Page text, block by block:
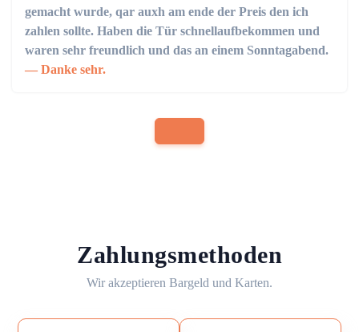
gemacht wurde, qar auxh am ende der Preis den ich
zahlen sollte. Haben die Tür schnellaufbekommen und
waren sehr freundlich und das an einem Sonntagabend.
Danke sehr.
Zahlungsmethoden
Wir akzeptieren Bargeld und Karten.